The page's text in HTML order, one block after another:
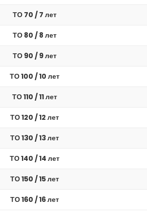
ТО 70 / 7 лет
ТО 80 / 8 лет
ТО 90 / 9 лет
ТО 100 / 10 лет
ТО 110 / 11 лет
ТО 120 / 12 лет
ТО 130 / 13 лет
ТО 140 / 14 лет
ТО 150 / 15 лет
ТО 160 / 16 лет